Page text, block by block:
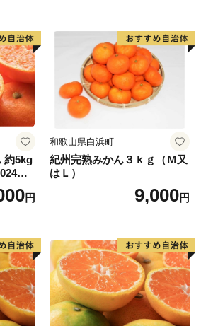
約5kg
年7
円
和歌山県白浜町
紀州完熟みかん３ｋｇ（Ｍ又
はＬ）
9,000円